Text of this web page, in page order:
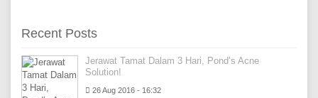
Recent Posts
Jerawat Tamat Dalam 3 Hari, Pond’s Acne
Solution!
26 Aug 2016 - 16:32